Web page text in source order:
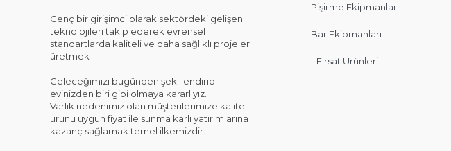
Genç bir girişimci olarak sektördeki gelişen
teknolojileri takip ederek evrensel
standartlarda kaliteli ve daha sağlıklı projeler
üretmek
Geleceğimizi bugünden şekillendirip
evinizden biri gibi olmaya kararlıyız.
Varlık nedenimiz olan müşterilerimize kaliteli
ürünü uygun fiyat ile sunma karlı yatırımlarına
kazanç sağlamak temel ilkemizdir.
Pişirme Ekipmanları
Bar Ekipmanları
Fırsat Ürünleri